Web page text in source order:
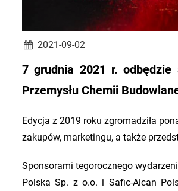
2021-09-02
7 grudnia 2021 r.
Przemysłu Chemii
Edycja z 2019 roku zgromadziła
zakupów, marketingu, a także
Sponsorami tegorocznego
Polska Sp. z o.o. i Safic-Alcan